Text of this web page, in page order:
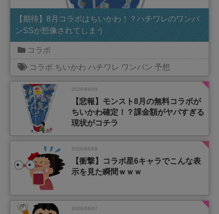
【期待】8月コラボはちいかわ！？ハチワレのワンパ
ンSSが想像されてしまう
コラボ
コラボ ちいかわ ハチワレ ワンパン 予想
2026/08/09
【悲報】モンスト8月の無料コラボが
ちいかわ確定！？課金額がヤバすぎる
現状がコチラ
2026/08/08
【衝撃】コラボ星6キャラでこんな表
示を見た瞬間ｗｗｗ
2026/08/07